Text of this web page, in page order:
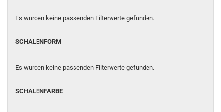
Es wurden keine passenden Filterwerte gefunden.
SCHALENFORM
SCHALENFORM
Es wurden keine passenden Filterwerte gefunden.
SCHALENFARBE
SCHALENFARBE